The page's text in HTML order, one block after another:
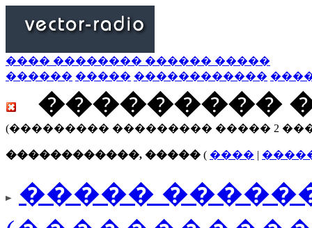
���� �������� ������ �����
������ ����� ������������
���������
(��������� ��������� ����� 2
������������, ����� ( ���� |
�����